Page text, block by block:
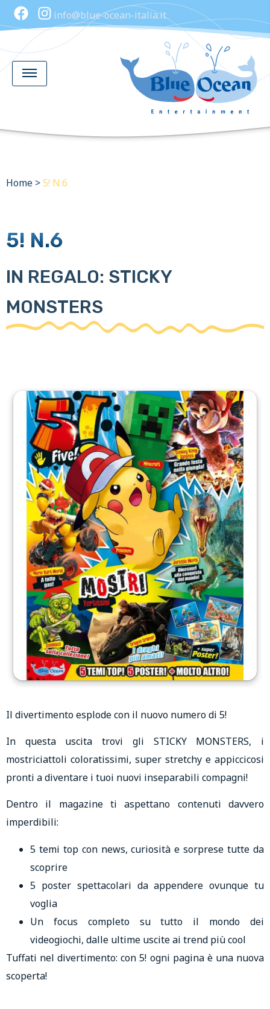
info@blue-ocean-italia.it
Home >5! N.6
5! N.6
IN REGALO: STICKY
MONSTERS
Il divertimento esplode con il nuovo numero di 5!
In questa uscita trovi gli STICKY MONSTERS, i
mostriciattoli coloratissimi, super stretchy e appiccicosi
pronti a diventare i tuoi nuovi inseparabili compagni!
Dentro il magazine ti aspettano contenuti davvero
imperdibili:
5 temi top con news, curiosità e sorprese tutte da
scoprire
5 poster spettacolari da appendere ovunque tu
voglia
Un focus completo su tutto il mondo dei
videogiochi, dalle ultime uscite ai trend più cool
Tuffati nel divertimento: con 5! ogni pagina è una nuova
scoperta!